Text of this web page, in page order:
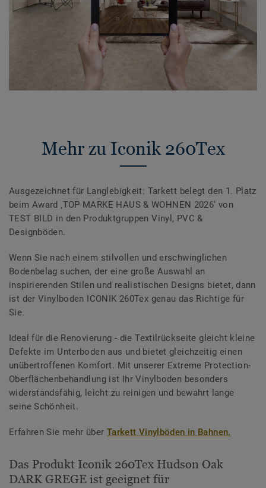
Mehr zu Iconik 260Tex
Ausgezeichnet für Langlebigkeit: Tarkett belegt den 1. Platz
beim Award ‚TOP MARKE HAUS & WOHNEN 2026‘ von
TEST BILD in den Produktgruppen Vinyl, PVC &
Designböden.
Wenn Sie nach einem stilvollen und erschwinglichen
Bodenbelag suchen, der eine große Auswahl an
inspirierenden Stilen und realistischen Designs bietet, dann
ist der Vinylboden ICONIK 260Tex genau das Richtige für
Sie.
Ideal für die Renovierung - die Textilrückseite gleicht kleine
Defekte im Unterboden aus und bietet gleichzeitig einen
unübertroffenen Komfort. Mit unserer Extreme Protection-
Oberflächenbehandlung ist Ihr Vinylboden besonders
widerstandsfähig, leicht zu reinigen und bewahrt lange
seine Schönheit.
Erfahren Sie mehr über Tarkett Vinylböden in Bahnen.
Das Produkt Iconik 260Tex Hudson Oak
DARK GREGE ist geeignet für